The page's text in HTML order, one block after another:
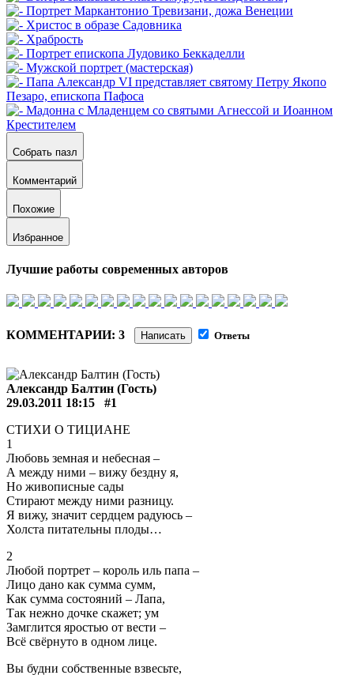
Собрать пазл
Комментарий
Похожие
Избранное
Лучшие работы современных авторов
КОММЕНТАРИИ: 3 Написать Ответы
Александр Балтин (Гость)
29.03.2011 18:15
#1
СТИХИ О ТИЦИАНЕ
1
Любовь земная и небесная –
А между ними – вижу бездну я,
Но живописные сады
Стирают между ними разницу.
Я вижу, значит сердцем радуюсь –
Холста питательны плоды…
2
Любой портрет – король иль папа –
Лицо дано как сумма сумм,
Как сумма состояний – Лапа,
Так нежно дочке скажет; ум
Замглится яростью от вести –
Всё свёрнуто в одном лице.
Вы будни собственные взвесьте,